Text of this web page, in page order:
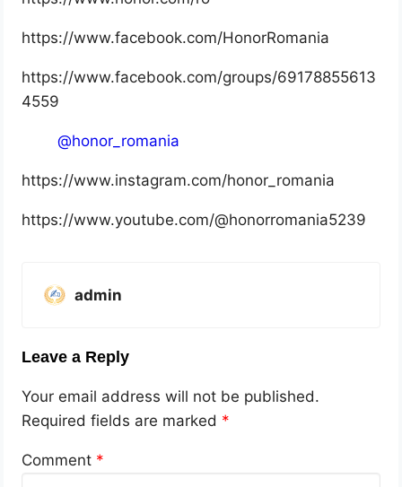
https://www.facebook.com/HonorRomania
https://www.facebook.com/groups/69178855613
4559
@honor_romania
https://www.instagram.com/honor_romania
https://www.youtube.com/@honorromania5239
admin
Leave a Reply
Your email address will not be published.
Required fields are marked *
Comment *